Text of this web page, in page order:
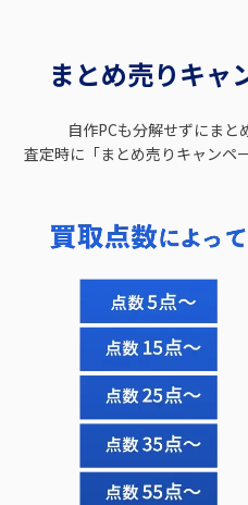
まとめ売りキャ
自作PCも分解せずにまと
査定時に「まとめ売りキャンペ